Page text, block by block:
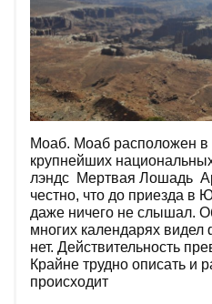
Моаб. Моаб расположен в
крупнейших
лэндс Мертвая Лошадь
честно, что до приезда в
даже ничего не слышал.
многих календарях видел
нет. Действительность
Крайне трудно описать и
происходит